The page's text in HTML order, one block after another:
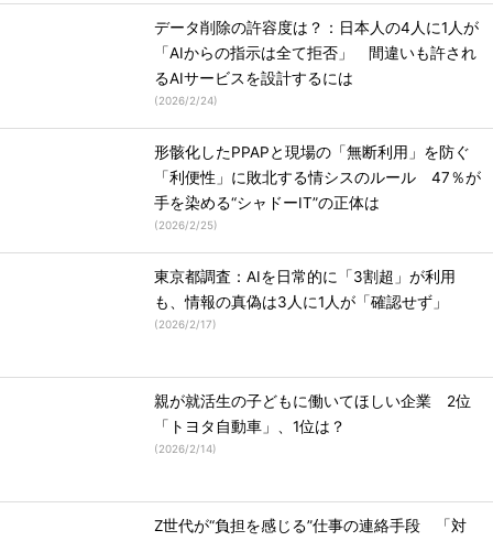
データ削除の許容度は？：日本人の4人に1人が
「AIからの指示は全て拒否」 間違いも許され
るAIサービスを設計するには
(2026/2/24)
形骸化したPPAPと現場の「無断利用」を防ぐ
「利便性」に敗北する情シスのルール 47％が
手を染める“シャドーIT”の正体は
(2026/2/25)
東京都調査：AIを日常的に「3割超」が利用
も、情報の真偽は3人に1人が「確認せず」
(2026/2/17)
親が就活生の子どもに働いてほしい企業 2位
「トヨタ自動車」、1位は？
(2026/2/14)
Z世代が“負担を感じる”仕事の連絡手段 「対